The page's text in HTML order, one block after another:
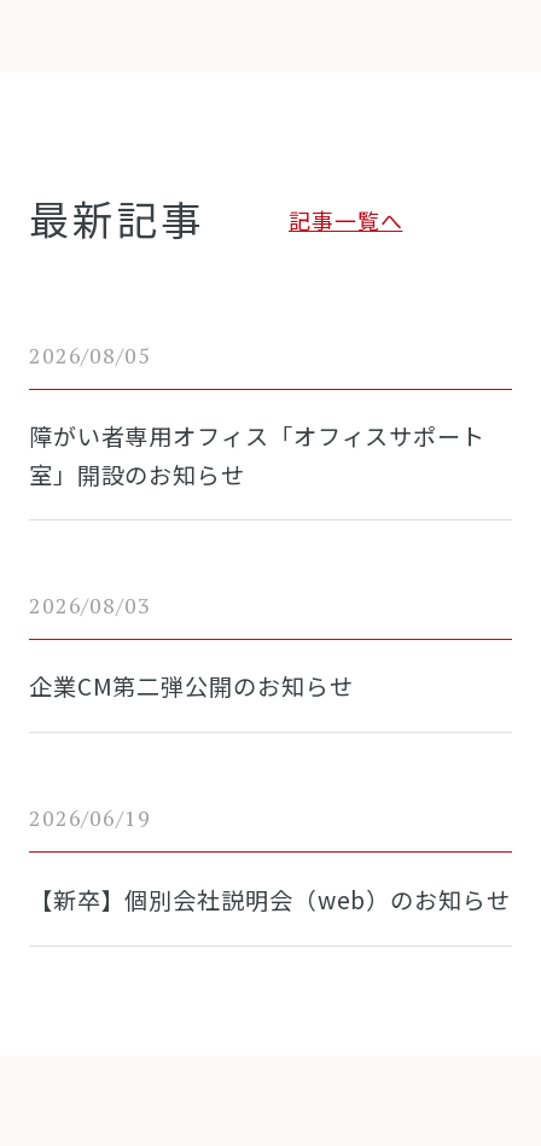
最新記事 記事一覧へ
2026/08/05
障がい者専用オフィス「オフィスサポート
室」開設のお知らせ
2026/08/03
企業CM第二弾公開のお知らせ
2026/06/19
【新卒】個別会社説明会（web）のお知らせ